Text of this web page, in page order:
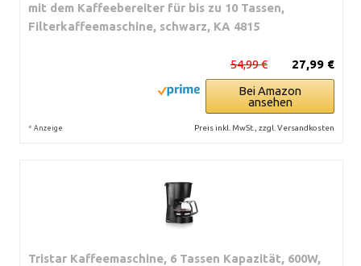
mit dem Kaffeebereiter für bis zu 10 Tassen,
Filterkaffeemaschine, schwarz, KA 4815
27,99 €
54,99 €
Bei Amazon
ansehen
* Anzeige Preis inkl. MwSt., zzgl. Versandkosten
Tristar Kaffeemaschine, 6 Tassen Kapazität, 600W,